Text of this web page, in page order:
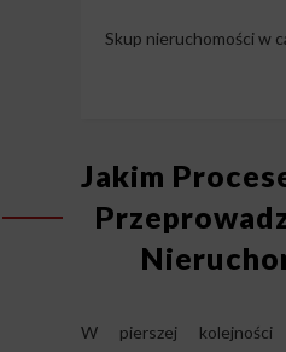
Skup nieruchomości w
Jakim
W pierszej kolejności